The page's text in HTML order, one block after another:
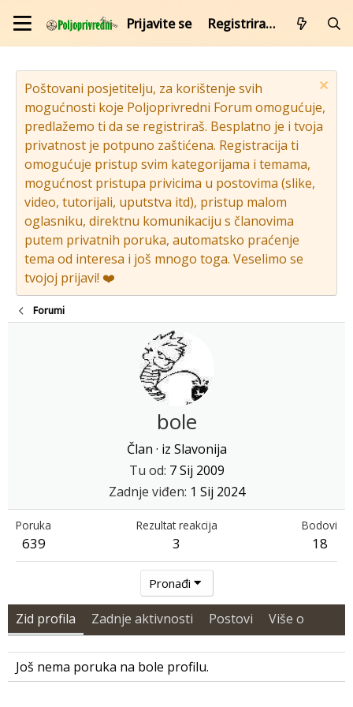
Prijavite se Registrirajte se
Poštovani posjetitelju, za korištenje svih
mogućnosti koje Poljoprivredni Forum omogućuje,
predlažemo ti da se registriraš. Besplatno je i tvoja
privatnost je potpuno zaštićena. Registracija ti
omogućuje pristup svim kategorijama i temama,
mogućnost pristupa privicima u postovima (slike,
video, tutorijali, uputstva itd), pristup malom
oglasniku, direktnu komunikaciju s članovima
putem privatnih poruka, automatsko praćenje
tema od interesa i još mnogo toga. Veselimo se
tvojoj prijavi! ❤️
Forumi
bole
Član · iz Slavonija
Tu od 7 Sij 2009
Zadnje viđen 1 Sij 2024
Poruka
639
Rezultat reakcija
3
Bodovi
18
Pronađi
Zid profila Zadnje aktivnosti Postovi Više o
Još nema poruka na bole profilu.